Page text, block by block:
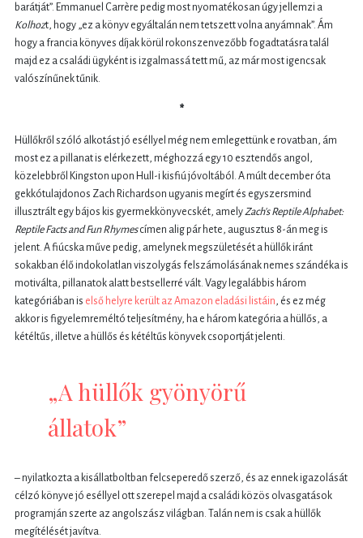
barátját”. Emmanuel Carrère pedig most nyomatékosan úgy jellemzi a
Kolhozt, hogy „ez a könyv egyáltalán nem tetszett volna anyámnak”. Ám
hogy a francia könyves díjak körül rokonszenvezőbb fogadtatásra talál
majd ez a családi ügyként is izgalmassá tett mű, az már most igencsak
valószínűnek tűnik.
*
Hüllőkről szóló alkotást jó eséllyel még nem emlegettünk e rovatban, ám
most ez a pillanat is elérkezett, méghozzá egy 10 esztendős angol,
közelebbről Kingston upon Hull-i kisfiú jóvoltából. A múlt december óta
gekkótulajdonos Zach Richardson ugyanis megírt és egyszersmind
illusztrált egy bájos kis gyermekkönyvecskét, amelyZach's Reptile Alphabet:
Reptile Facts and Fun Rhymescímen alig pár hete, augusztus 8-án meg is
jelent. A fiúcska műve pedig, amelynek megszületését a hüllők iránt
sokakban élő indokolatlan viszolygás felszámolásának nemes szándéka is
motiválta, pillanatok alatt bestsellerré vált. Vagy legalábbis három
kategóriában is első helyre került az Amazon eladási listáin, és ez még
akkor is figyelemreméltó teljesítmény, ha e három kategória a hüllős, a
kétéltűs, illetve a hüllős és kétéltűs könyvek csoportját jelenti.
„A hüllők gyönyörű
állatok”
– nyilatkozta a kisállatboltban felcseperedő szerző, és az ennek igazolását
célzó könyve jó eséllyel ott szerepel majd a családi közös olvasgatások
programján szerte az angolszász világban. Talán nem is csak a hüllők
megítélését javítva.